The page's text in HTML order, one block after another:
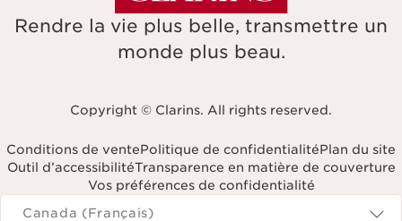
Rendre la vie plus belle, transmettre un
monde plus beau.
Copyright © Clarins. All rights reserved.
Conditions de ventePolitique de confidentialitéPlan du site
Outil d’accessibilitéTransparence en matière de couverture
Vos préférences de confidentialité
Navigates to
Canada (Français)